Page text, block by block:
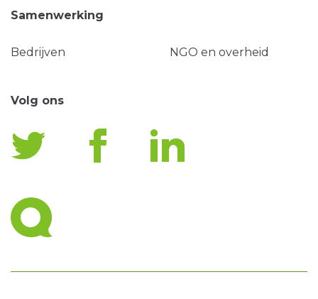
Samenwerking
Bedrijven NGO en overheid
Volg ons